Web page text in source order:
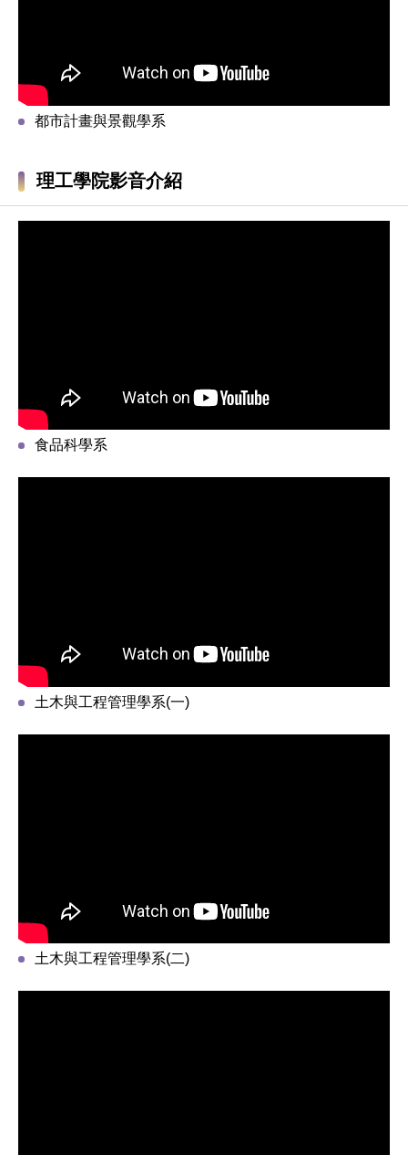
都市計畫與景觀學系
理工學院影音介紹
食品科學系
土木與工程管理學系(一)
土木與工程管理學系(二)